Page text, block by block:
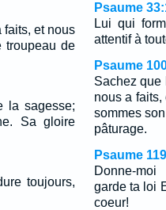
et nous
troupeau de
la sagesse;
Sa gloire
toujours,
Psaume
Lui qui
attentif à
Psaume
Sachez que
nous a
sommes
pâturage.
Psaume
Donne-
garde ta loi
coeur!